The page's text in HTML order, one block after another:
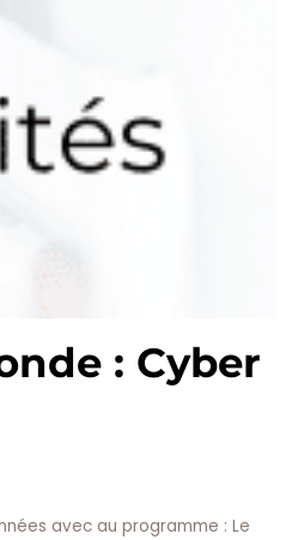
: Cyber
avec au programme : Le